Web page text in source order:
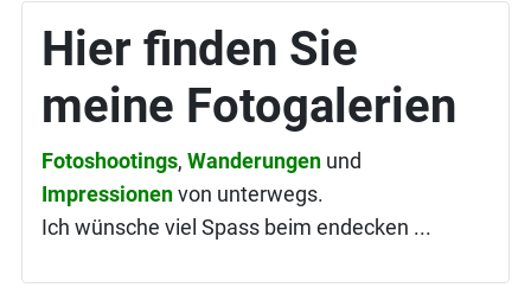
Hier finden Sie
meine Fotogalerien
Fotoshootings, Wanderungen und
Impressionen von unterwegs.
Ich wünsche viel Spass beim endecken ...